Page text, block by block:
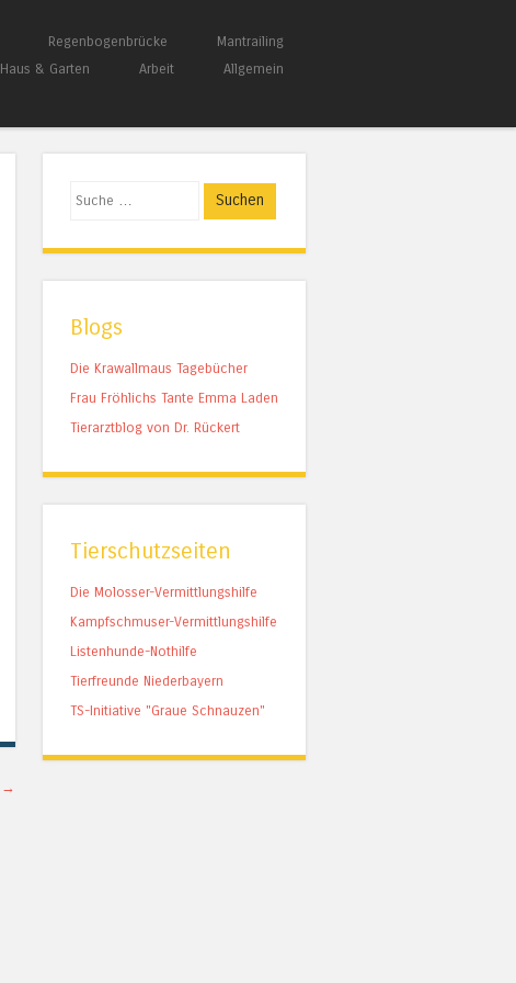
Regenbogenbrücke
Mantrailing
Haus & Garten Arbeit Allgemein
→
Suchen
Blogs
Die Krawallmaus Tagebücher
Frau Fröhlichs Tante Emma Laden
Tierarztblog von Dr. Rückert
Tierschutzseiten
Die Molosser-Vermittlungshilfe
Kampfschmuser-Vermittlungshilfe
Listenhunde-Nothilfe
Tierfreunde Niederbayern
TS-Initiative "Graue Schnauzen"